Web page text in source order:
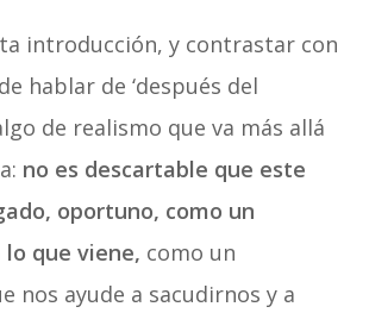
introducción, y contrastar con
hablar de ‘después del
de realismo que va más allá
no es descartable que este
oportuno, como un
lo que viene, como un
nos ayude a sacudirnos y a